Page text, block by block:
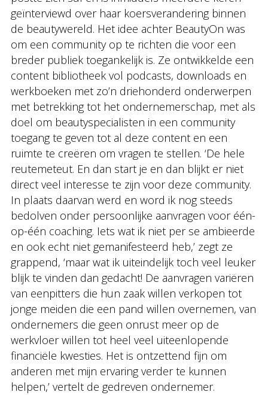
geïnterviewd over haar koersverandering binnen
de beautywereld. Het idee achter BeautyOn was
om een community op te richten die voor een
breder publiek toegankelijk is. Ze ontwikkelde een
content bibliotheek vol podcasts, downloads en
werkboeken met zo’n driehonderd onderwerpen
met betrekking tot het ondernemerschap, met als
doel om beautyspecialisten in een community
toegang te geven tot al deze content en een
ruimte te creëren om vragen te stellen. ‘De hele
reutemeteut. En dan start je en dan blijkt er niet
direct veel interesse te zijn voor deze community.
In plaats daarvan werd en word ik nog steeds
bedolven onder persoonlijke aanvragen voor één-
op-één coaching. Iets wat ik niet per se ambieerde
en ook echt niet gemanifesteerd heb,’ zegt ze
grappend, ‘maar wat ik uiteindelijk toch veel leuker
blijk te vinden dan gedacht! De aanvragen variëren
van eenpitters die hun zaak willen verkopen tot
jonge meiden die een pand willen overnemen, van
ondernemers die geen onrust meer op de
werkvloer willen tot heel veel uiteenlopende
financiële kwesties. Het is ontzettend fijn om
anderen met mijn ervaring verder te kunnen
helpen,’ vertelt de gedreven ondernemer.